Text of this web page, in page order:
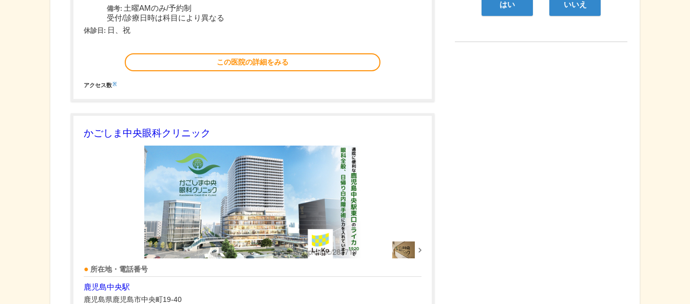
備考: 土曜AMのみ/予約制
受付/診療日時は科目により異なる
休診日: 日、祝
この医院の詳細をみる
アクセス数※
かごしま中央眼科クリニック
所在地・電話番号
鹿児島中央駅
鹿児島県鹿児島市中央町19-40
はい いいえ